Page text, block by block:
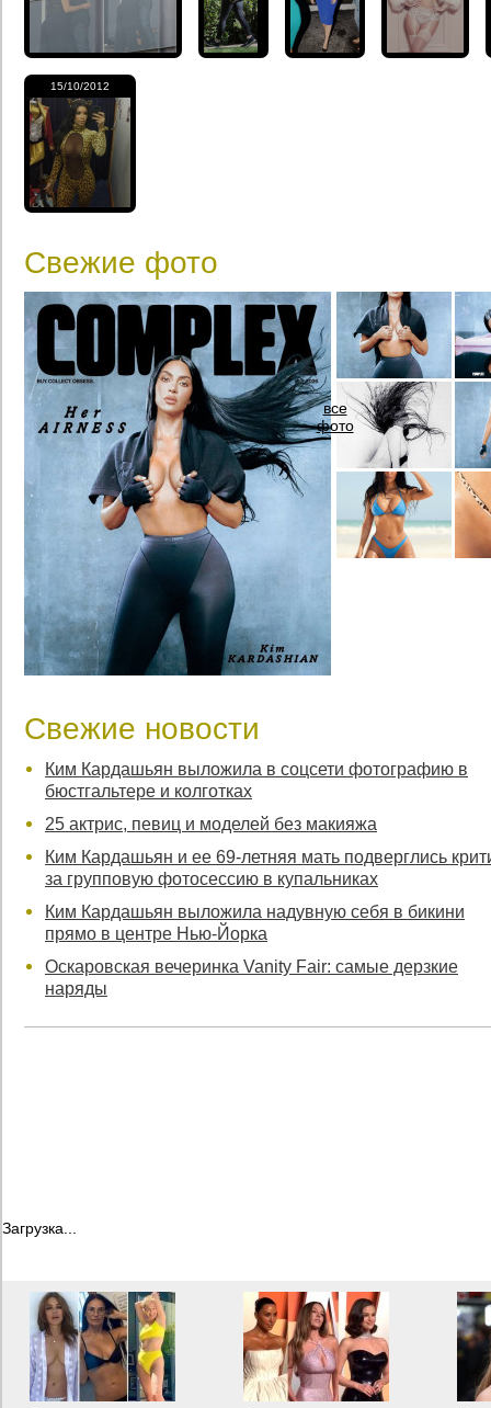
15/10/2012
Свежие фото
все
фото
Свежие новости
Ким Кардашьян выложила в соцсети фотографию в
бюстгальтере и колготках
25 актрис, певиц и моделей без макияжа
Ким Кардашьян и ее 69-летняя мать подверглись
за групповую фотосессию в купальниках
Ким Кардашьян выложила надувную себя в бикини
прямо в центре Нью-Йорка
Оскаровская вечеринка Vanity Fair: самые дерзкие
наряды
Загрузка...